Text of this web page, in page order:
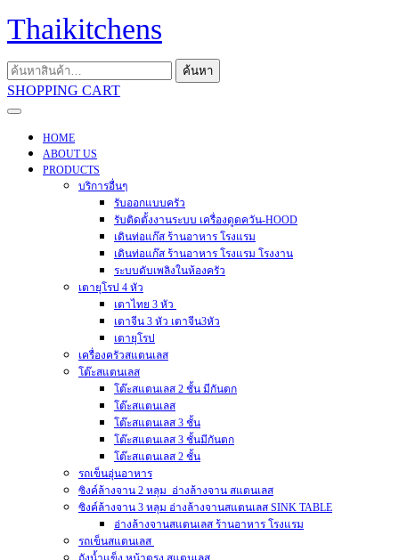
Skip
to
Thaikitchens
ค้นหา: ค้นหา
SHOPPING CARTSHOPPING
Open
HOME
ABOUT US
PRODUCTS
บริการอื่นๆ
รับออกแบบครัว
รับติดตั้งงานระบบ เครื่องดูดควัน-HOOD
เดินท่อแก๊ส ร้านอาหาร โรงแรม
เดินท่อแก๊ส ร้านอาหาร โรงแรม โรงงาน
ระบบดับเพลิงในห้องครัว
เตายุโรป 4 หัว
เตาไทย 3 หัว
เตาจีน 3 หัว เตาจีน3หัว
เตายุโรป
เครื่องครัวสแตนเลส
โต๊ะสแตนเลส
โต๊ะสแตนเลส 2 ชั้น มีกันตก
โต๊ะสแตนเลส
โต๊ะสแตนเลส 3 ชั้น
โต๊ะสแตนเลส 3 ชั้นมีกันตก
โต๊ะสแตนเลส 2 ชั้น
รถเข็นอุ่นอาหาร
ซิงค์ล้างจาน 2 หลุม อ่างล้างจาน สแตนเลส
ซิงค์ล้างจาน 3 หลุม อ่างล้างจานสแตนเลส SINK TABLE
อ่างล้างจานสแตนเลส ร้านอาหาร โรงแรม
รถเข็นสแตนเลส